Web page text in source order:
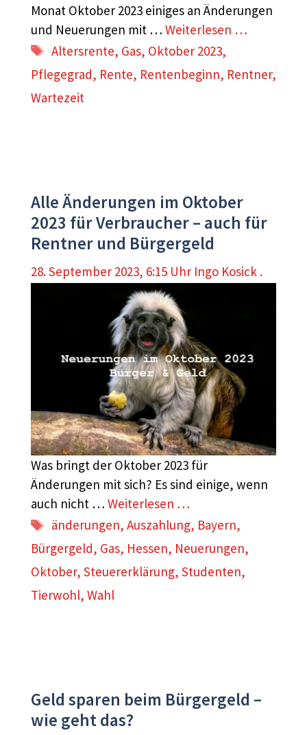
Monat Oktober 2023 einiges an Änderungen
und Neuerungen mit … Weiterlesen …
Schlagwörter
Altersrente, Gas, Oktober 2023,
Pflegegrad, Rente, Rentenbeginn, Rentner,
Wartezeit
Alle Änderungen im Oktober
2023 für Verbraucher – auch für
Rentner und Bürgergeld
28. September 2023, 6:15 Uhr Ingo Kosick .
Was bringt der Oktober 2023 für
Änderungen mit sich? Es sind einige, wenn
auch nicht … Weiterlesen …
Schlagwörter
änderungen,Auszahlung, Bayern,
Bürgergeld, Gas, Hessen, Neuerungen,
Oktober, Steuererklärung, Studenten,
Tierwohl, Wahl
Geld sparen beim Bürgergeld –
wie geht das?